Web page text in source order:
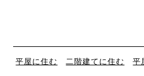
平屋に住む 二階建てに住む 平